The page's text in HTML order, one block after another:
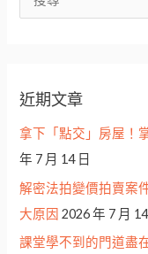
字
:
近期文章
拿下「點交」房屋！
年 7 月 14 日
解密法拍變價拍賣案
大原因 2026 年 7 月 14
課堂學不到的門道盡